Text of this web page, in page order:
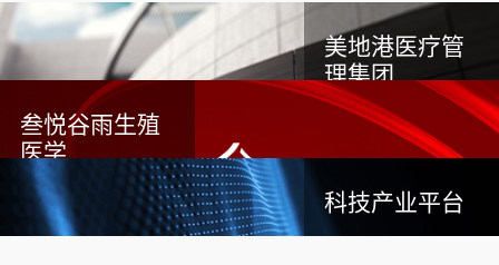
美地港医疗管
理集团
叁悦谷雨生殖
医学
科技产业平台